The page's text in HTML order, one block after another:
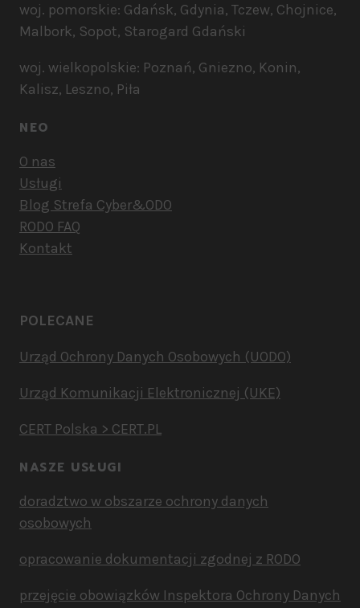
woj. pomorskie: Gdańsk, Gdynia, Tczew, Chojnice,
Malbork, Sopot, Starogard Gdański
woj. wielkopolskie: Poznań, Gniezno, Konin,
Kalisz, Leszno, Piła
NEO
O nas
Usługi
Blog Strefa Cyber&ODO
RODO FAQ
Kontakt
POLECANE
Urząd Ochrony Danych Osobowych (UODO)
Urząd Komunikacji Elektronicznej (UKE)
CERT Polska > CERT.PL
NASZE USŁUGI
doradztwo w obszarze ochrony danych
osobowych
opracowanie dokumentacji zgodnej z RODO
przejęcie obowiązków Inspektora Ochrony Danych